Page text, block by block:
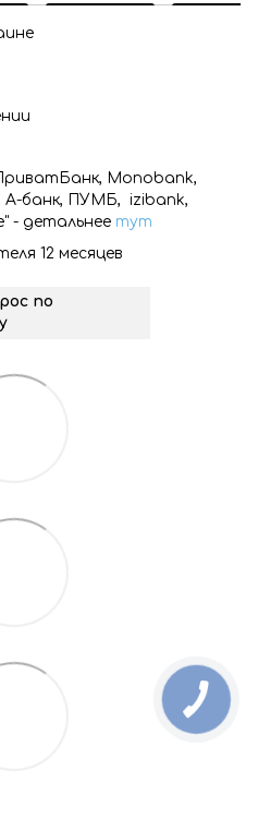
Monobank,
А-банк, ПУМБ, izibank,
- детальнее тут
12 месяцев
по